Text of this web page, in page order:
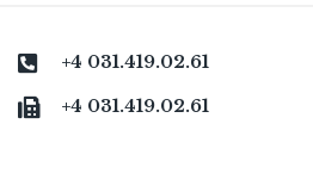
+4 031.419.02.61
+4 031.419.02.61